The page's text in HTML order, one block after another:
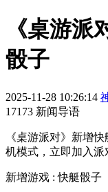
《桌游
骰子
2025-11-28 10:26:14
17173 新闻导语
《桌游派对》新增
机模式，立即加入派
新增游戏 : 快艇骰子